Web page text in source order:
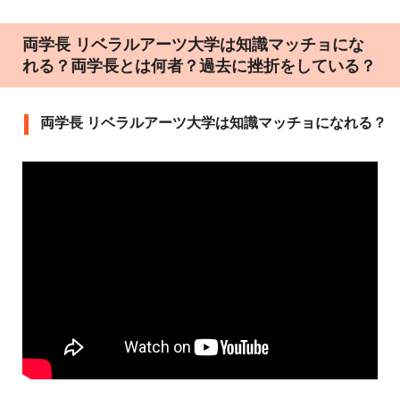
両学長 リベラルアーツ大学は知識マッチョにな
れる？両学長とは何者？過去に挫折をしている？
両学長 リベラルアーツ大学は知識マッチョになれる？